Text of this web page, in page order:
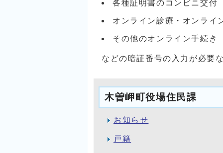
各種証明書のコンビニ交付
オンライン診療・オンライ
その他のオンライン手続き
などの暗証番号の入力が必要
木曽岬町役場住民課
お知らせ
戸籍